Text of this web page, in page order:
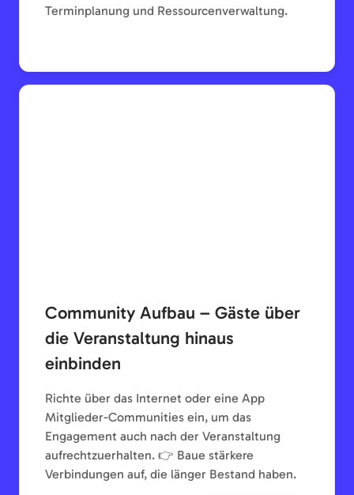
Terminplanung und Ressourcenverwaltung.
Community Aufbau – Gäste über
die Veranstaltung hinaus
einbinden
Richte über das Internet oder eine App
Mitglieder-Communities ein, um das
Engagement auch nach der Veranstaltung
aufrechtzuerhalten. 👉 Baue stärkere
Verbindungen auf, die länger Bestand haben.